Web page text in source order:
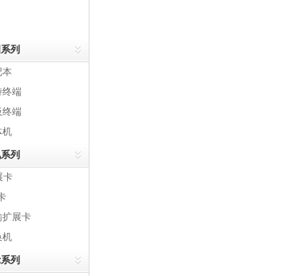
列
本
终端
终端
机
列
卡
扩展卡
机
列